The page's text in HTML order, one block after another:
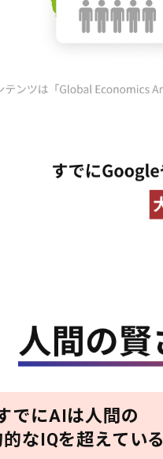
でにAIは人間の
なIQを超えている